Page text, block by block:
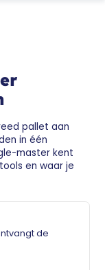
pallet aan
in één
master kent
en waar je
de